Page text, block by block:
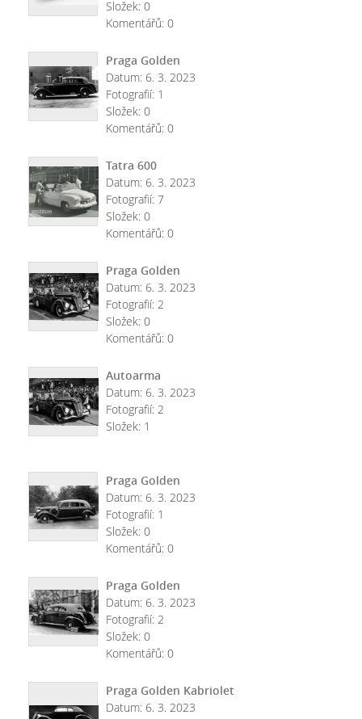
Složek: 0
Komentářů: 0
Praga Golden
Datum: 6. 3. 2023
Fotografií: 1
Složek: 0
Komentářů: 0
Tatra 600
Datum: 6. 3. 2023
Fotografií: 7
Složek: 0
Komentářů: 0
Praga Golden
Datum: 6. 3. 2023
Fotografií: 2
Složek: 0
Komentářů: 0
Autoarma
Datum: 6. 3. 2023
Fotografií: 2
Složek: 1
Praga Golden
Datum: 6. 3. 2023
Fotografií: 1
Složek: 0
Komentářů: 0
Praga Golden
Datum: 6. 3. 2023
Fotografií: 2
Složek: 0
Komentářů: 0
Praga Golden Kabriolet
Datum: 6. 3. 2023